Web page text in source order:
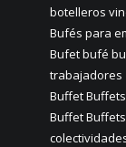
botelleros
Bufés para
Bufet bufé
trabajadores
Buffet
Buffet